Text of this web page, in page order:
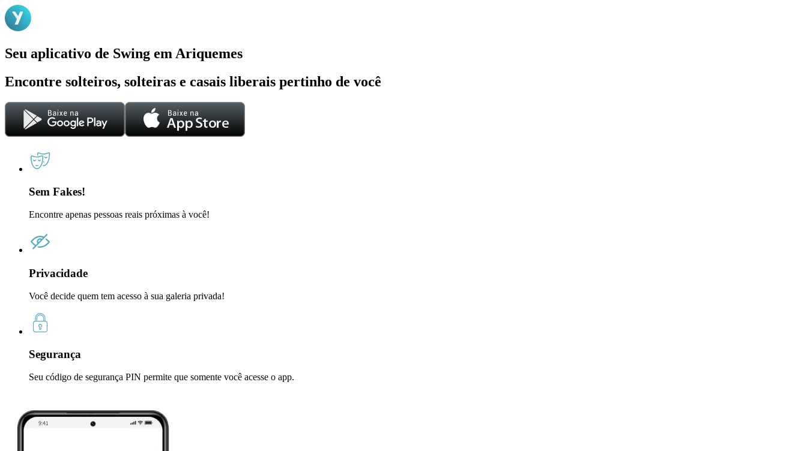
Seu aplicativo de Swing em Ariquemes
Encontre solteiros, solteiras e casais liberais pertinho de você
Sem Fakes!
Encontre apenas pessoas reais próximas à você!
Privacidade
Você decide quem tem acesso à sua galeria privada!
Segurança
Seu código de segurança PIN permite que somente você acesse o app.